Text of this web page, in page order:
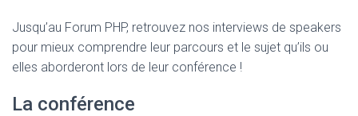
N
Jusqu’au Forum PHP, retrouvez nos interviews de speakers
pour mieux comprendre leur parcours et le sujet qu’ils ou
elles aborderont lors de leur conférence !
La conférence